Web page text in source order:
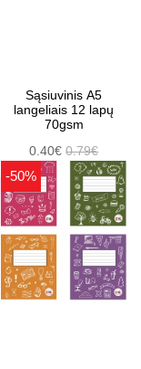
Sąsiuvinis A5
langeliais 12 lapų
70gsm
0.40€0.79€
-50%